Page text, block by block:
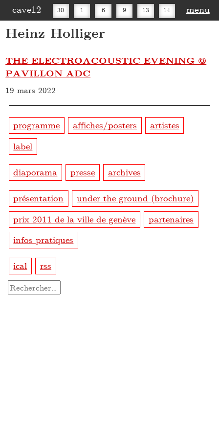
cave12 30 1 6 9 13 14
16 20
menu
Heinz Holliger
THE ELECTROACOUSTIC EVENING @
PAVILLON ADC
19 mars 2022
programme affiches/posters
artistes
label
diaporama presse archives
présentation
under the ground (brochure)
prix 2011 de la ville de genève
partenaires
infos pratiques
ical rss
Rechercher :